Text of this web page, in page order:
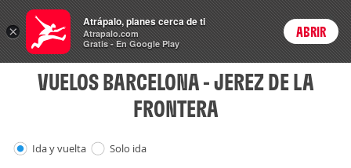
Vuelos Login
VUELOS BARCELONA - JEREZ DE LA
FRONTERA
Ida y vuelta Solo ida
×
Atrápalo, planes cerca de ti
Atrapalo.com
Gratis - En Google Play
ABRIR